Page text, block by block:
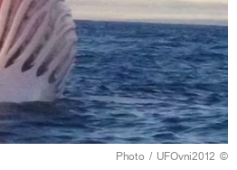
© Photo /
UFOvni2012